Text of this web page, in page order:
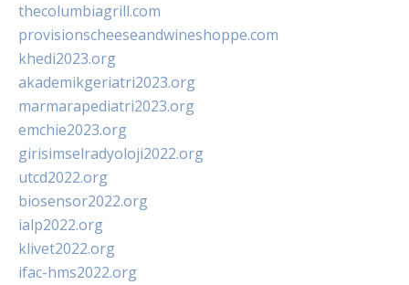
thecolumbiagrill.com
provisionscheeseandwineshoppe.com
khedi2023.org
akademikgeriatri2023.org
marmarapediatri2023.org
emchie2023.org
girisimselradyoloji2022.org
utcd2022.org
biosensor2022.org
ialp2022.org
klivet2022.org
ifac-hms2022.org